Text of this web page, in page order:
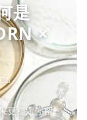
是
×
更穩定停留